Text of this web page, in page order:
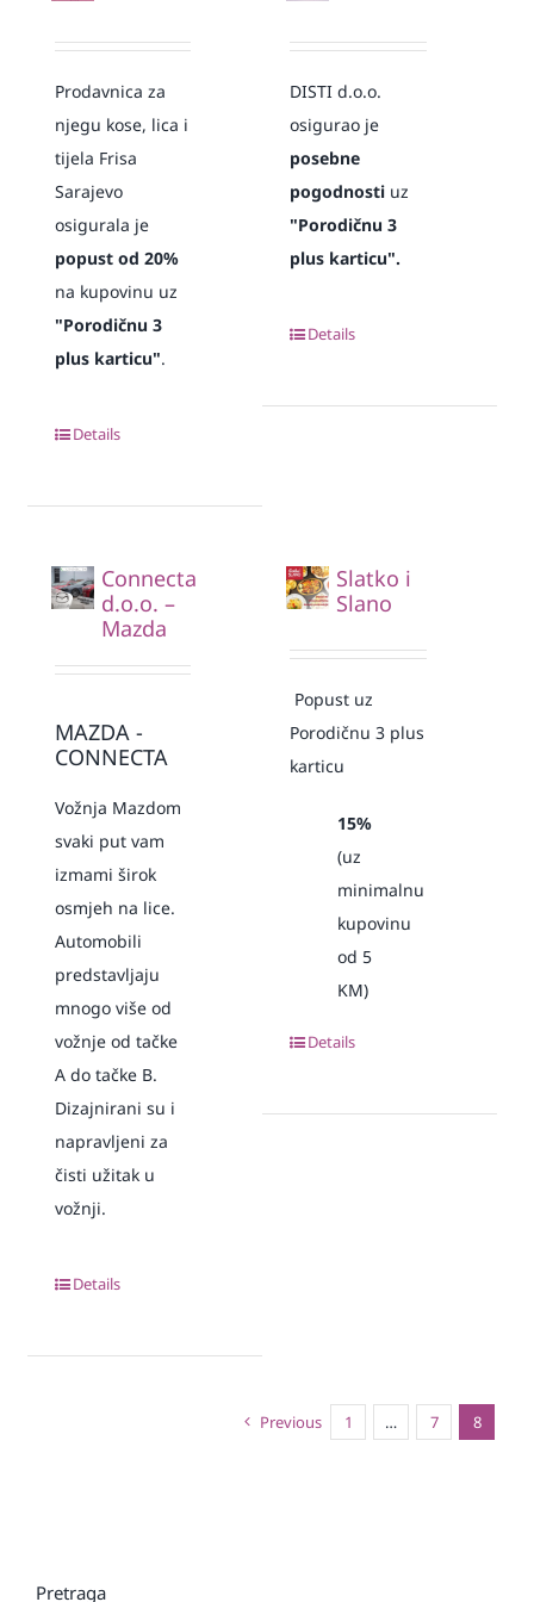
Prodavnica za
njegu kose, lica i
tijela Frisa
Sarajevo
osigurala je
popust od 20%
na kupovinu uz
"Porodičnu 3
plus karticu".
Details
DISTI d.o.o.
osigurao je
posebne
pogodnosti uz
"Porodičnu 3
plus karticu".
Details
Connecta
d.o.o. –
Mazda
MAZDA -
CONNECTA
Vožnja Mazdom
svaki put vam
izmami širok
osmjeh na lice.
Automobili
predstavljaju
mnogo više od
vožnje od tačke
A do tačke B.
Dizajnirani su i
napravljeni za
čisti užitak u
vožnji.
Details
Slatko i
Slano
Popust uz
Porodičnu 3 plus
karticu
15%
(uz
minimalnu
kupovinu
od 5
KM)
Details
Previous 1 … 7 8
Pretraga